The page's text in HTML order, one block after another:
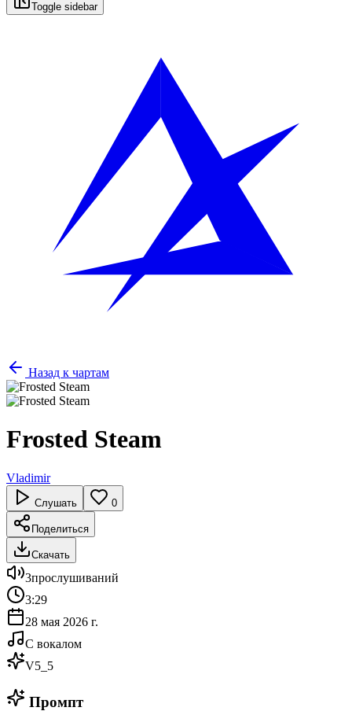
Toggle sidebar
Назад к чартам
Frosted Steam
Vladimir
Слушать 0
Поделиться
Скачать
3прослушиваний
3:29
28 мая 2026 г.
С вокалом
V5_5
Промпт